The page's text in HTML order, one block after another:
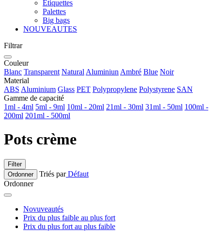
Etiquettes
Palettes
Big bags
NOUVEAUTES
Filtrar
Couleur
Blanc Transparent Natural Aluminiun Ambré Blue Noir
Material
ABS Aluminium Glass PET Polypropylene Polystyrene SAN
Gamme de capacité
1ml - 4ml 5ml - 9ml 10ml - 20ml 21ml - 30ml 31ml - 50ml 100ml -
200ml 201ml - 500ml
Pots crème
Filter
Ordonner
Triés parDéfaut
Ordonner
Novuveautés
Prix du plus faible au plus fort
Prix du plus fort au plus faible